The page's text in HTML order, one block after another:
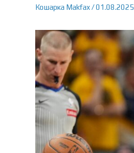
Кошарка Makfax/01.08.2025